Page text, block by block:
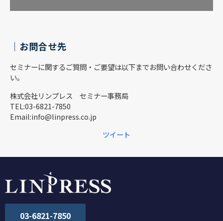
｜お問合せ先
セミナーに関するご質問・ご要望は以下までお問い合わせくださ
い。
株式会社リンプレス セミナー事務局
TEL:03-6821-7850
Email:info@linpress.co.jp
ツイート
03-6821-7850